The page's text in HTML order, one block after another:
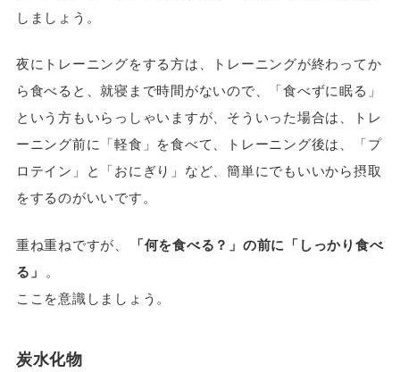
しましょう。
夜にトレーニングをする方は、トレーニングが終わってか
ら食べると、就寝まで時間がないので、「食べずに眠る」
という方もいらっしゃいますが、そういった場合は、トレ
ーニング前に「軽食」を食べて、トレーニング後は、「プ
ロテイン」と「おにぎり」など、簡単にでもいいから摂取
をするのがいいです。
重ね重ねですが、
「何を食べる？」の前に「しっかり食べ
る」 。
ここを意識しましょう。
炭水化物